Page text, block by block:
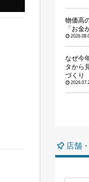
物価高
「お
なぜ今
タから
づくり
店舗